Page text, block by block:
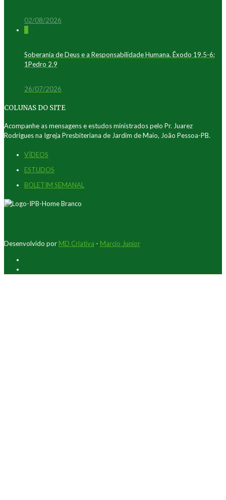
02/08/2026
Soberania de Deus e a Responsabilidade Humana. Êxodo 19.5-6;
1Pedro 2.9
26/07/2026
COLUNAS DO SITE
Acompanhe as mensagens e estudos ministrados pelo Pr. Juarez
Rodrigues na Igreja Presbiteriana de Jardim de Maio, João Pessoa-PB.
VÍDEOS
ESTUDOS
BOLETIM SEMANAL
Desenvolvido por MD Criativa - Marcio Junior